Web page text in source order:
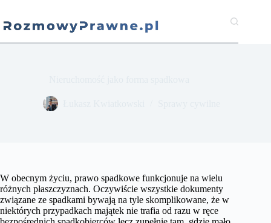
treści
W obecnym życiu, prawo spadkowe funkcjonuje na wielu
różnych płaszczyznach. Oczywiście wszystkie dokumenty
związane ze spadkami bywają na tyle skomplikowane, że w
niektórych przypadkach majątek nie trafia od razu w ręce